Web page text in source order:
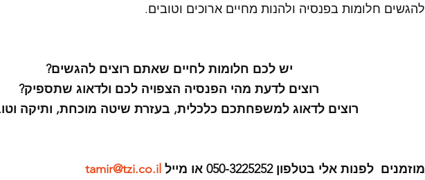
להגשים חלומות בפנסיה ולהנות מחיים ארוכים וטובים.
יש לכם חלומות לחיים שאתם רוצים להגשים?
רוצים לדעת מהי הפנסיה הצפויה לכם ולדאוג שתספיק?
רוצים לדאוג למשפחתכם כלכלית, בעזרת שיטה מוכחת, ותיקה
מוזמנים  לפנות אלי בטלפון 050-3225252 או מייל
tamir@tzi.co.il